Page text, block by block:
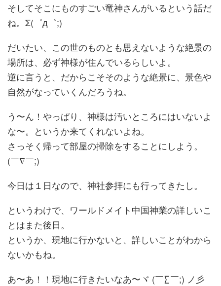
そしてそこにものすごい竜神さんがいるという話だ
ね。Σ(゜д゜;)
だいたい、この世のものとも思えないような絶景の
場所は、必ず神様が住んでいるらしいよ。
逆に言うと、だからこそそのような絶景に、景色や
自然がなっていくんだろうね。
う〜ん！やっぱり、神様は汚いところにはいないよ
な〜。というか来てくれないよね。
さっそく帰って部屋の掃除をすることにしよう。
(￣∇￣;)
今日は１日なので、神社参拝にも行ってきたし。
というわけで、ワールドメイト中国神業の詳しいこ
とはまた後日。
というか、現地に行かないと、詳しいことがわから
ないかもね。
あ〜あ！！現地に行きたいなあ〜ヾ (￣∑￣;) ノ彡